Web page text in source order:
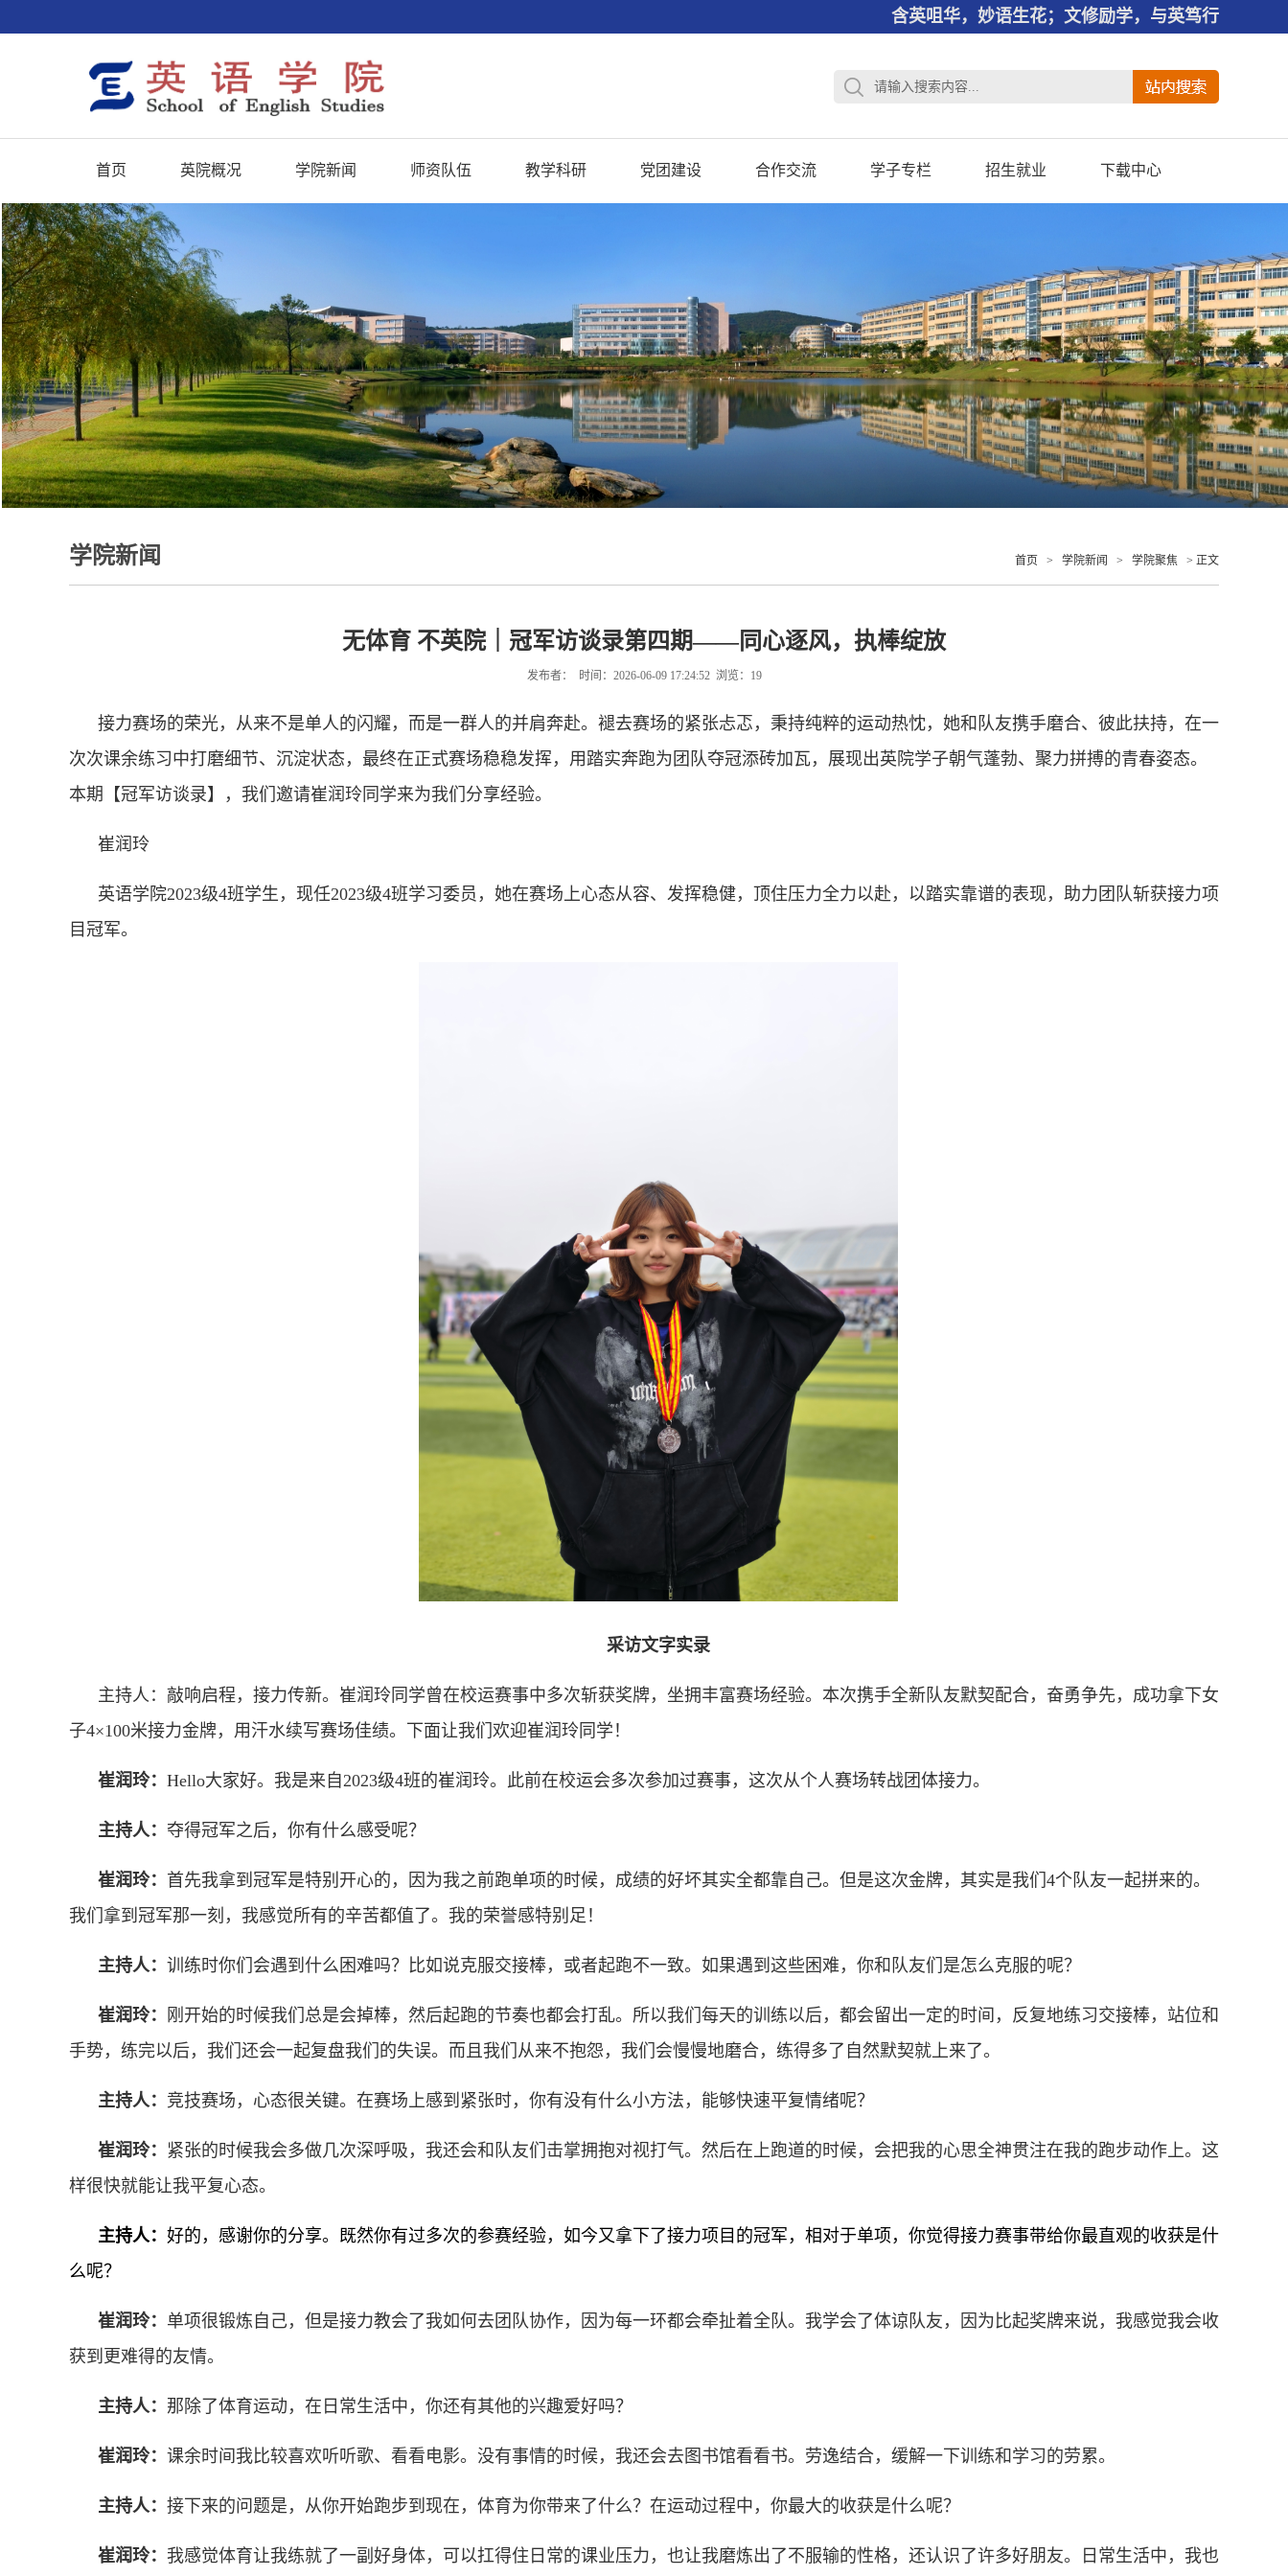
含英咀华，妙语生花；文修励学，与英笃行
首页 英院概况 学院新闻 师资队伍 教学科研 党团建设 合作交流 学子专栏 招生就业 下载中心
学院新闻 首页 > 学院新闻 > 学院聚焦 > 正文
无体育 不英院｜冠军访谈录第四期——同心逐风，执棒绽放
发布者： 时间：2026-06-09 17:24:52 浏览： 19
接力赛场的荣光，从来不是单人的闪耀，而是一群人的并肩奔赴。褪去赛场的紧张忐忑，秉持纯粹的运动热忱，她和队友携手磨合、彼此扶持，在一
次次课余练习中打磨细节、沉淀状态，最终在正式赛场稳稳发挥，用踏实奔跑为团队夺冠添砖加瓦，展现出英院学子朝气蓬勃、聚力拼搏的青春姿态。
本期【冠军访谈录】，我们邀请崔润玲同学来为我们分享经验。
崔润玲
英语学院2023级4班学生，现任2023级4班学习委员，她在赛场上心态从容、发挥稳健，顶住压力全力以赴，以踏实靠谱的表现，助力团队斩获接力项
目冠军。
采访文字实录
主持人： 敲响启程，接力传新。崔润玲同学曾在校运赛事中多次斩获奖牌，坐拥丰富赛场经验。本次携手全新队友默契配合，奋勇争先，成功拿下女
子4×100米接力金牌，用汗水续写赛场佳绩。下面让我们欢迎崔润玲同学！
崔润玲： Hello大家好。我是来自2023级4班的崔润玲。此前在校运会多次参加过赛事，这次从个人赛场转战团体接力。
主持人： 夺得冠军之后，你有什么感受呢？
崔润玲： 首先我拿到冠军是特别开心的，因为我之前跑单项的时候，成绩的好坏其实全都靠自己。但是这次金牌，其实是我们4个队友一起拼来的。
我们拿到冠军那一刻，我感觉所有的辛苦都值了。我的荣誉感特别足！
主持人： 训练时你们会遇到什么困难吗？比如说克服交接棒，或者起跑不一致。如果遇到这些困难，你和队友们是怎么克服的呢？
崔润玲：
刚开始的时候我们总是会掉棒，然后起跑的节奏也都会打乱。所以我们每天的训练以后，都会留出一定的时间，反复地练习交接棒，站位和
手势，练完以后，我们还会一起复盘我们的失误。而且我们从来不抱怨，我们会慢慢地磨合，练得多了自然默契就上来了。
主持人： 竞技赛场，心态很关键。在赛场上感到紧张时，你有没有什么小方法，能够快速平复情绪呢？
崔润玲： 紧张的时候我会多做几次深呼吸，我还会和队友们击掌拥抱对视打气。然后在上跑道的时候，会把我的心思全神贯注在我的跑步动作上。这
样很快就能让我平复心态。
主持人： 好的，感谢你的分享。既然你有过多次的参赛经验，如今又拿下了接力项目的冠军，相对于单项，你觉得接力赛事带给你最直观的收获是什
么呢？
崔润玲： 单项很锻炼自己，但是接力教会了我如何去团队协作，因为每一环都会牵扯着全队。我学会了体谅队友，因为比起奖牌来说，我感觉我会收
获到更难得的友情。
主持人： 那除了体育运动，在日常生活中，你还有其他的兴趣爱好吗？
崔润玲： 课余时间我比较喜欢听听歌、看看电影。没有事情的时候，我还会去图书馆看看书。劳逸结合，缓解一下训练和学习的劳累。
主持人： 接下来的问题是，从你开始跑步到现在，体育为你带来了什么？在运动过程中，你最大的收获是什么呢？
崔润玲： 我感觉体育让我练就了一副好身体，可以扛得住日常的课业压力，也让我磨炼出了不服输的性格，还认识了许多好朋友。日常生活中，我也